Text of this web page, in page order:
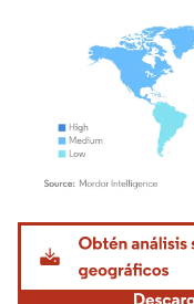
Imagen © Mordor